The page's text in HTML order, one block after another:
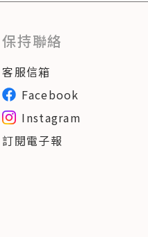
保持聯絡
客服信箱
Facebook
Instagram
訂閱電子報